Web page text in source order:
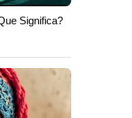
Significa?